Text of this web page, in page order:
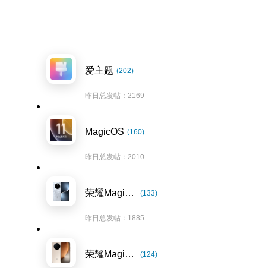
爱主题 (202)
昨日总发帖：2169
MagicOS (160)
昨日总发帖：2010
荣耀Magic7系列 (133)
昨日总发帖：1885
荣耀Magic8系列 (124)